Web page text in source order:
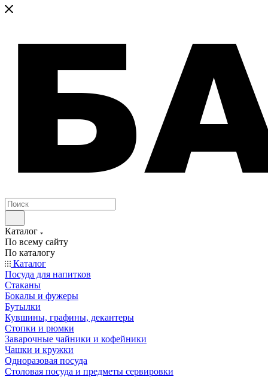
Каталог
По всему сайту
По каталогу
Каталог
Посуда для напитков
Стаканы
Бокалы и фужеры
Бутылки
Кувшины, графины, декантеры
Стопки и рюмки
Заварочные чайники и кофейники
Чашки и кружки
Одноразовая посуда
Столовая посуда и предметы сервировки